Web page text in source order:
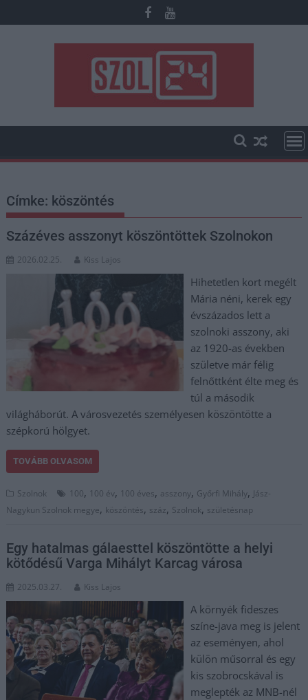
to
Címke: köszöntés
Százéves asszonyt köszöntöttek Szolnokon
2026.02.25. Kiss Lajos
Hihetetlen kort megélt
Mária néni, kerek egy
évszázados lett a
szolnoki asszony, aki
az 1920-as években
születve már félig
felnőttként élte meg és
túl a második
világháborút. A városvezetés személyesen köszöntötte a
szépkorú hölgyet.
TOVÁBB OLVASOM
Szolnok 100, 100 év, 100 éves, asszony, Győrfi Mihály, Jász-
Nagykun Szolnok megye, köszöntés, száz, Szolnok, születésnap
Egy hatalmas gálaesttel köszöntötte a helyi
kötődésű Varga Mihályt Karcag városa
2025.03.27. Kiss Lajos
A környék fideszes
színe-java meg is jelent
az eseményen, ahol
külön műsorral és egy
kis szobrocskával is
meglepték az MNB-nél